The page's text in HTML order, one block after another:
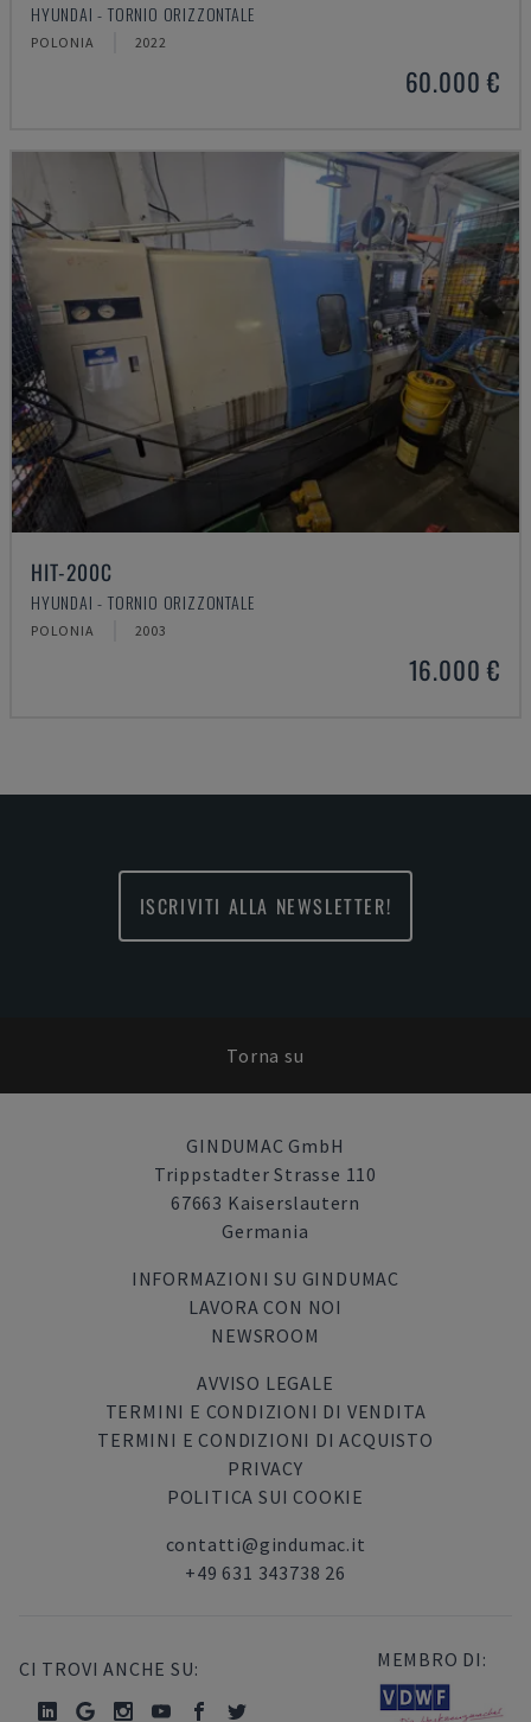
HYUNDAI - TORNIO ORIZZONTALE
POLONIA 2022
60.000 €
HIT-200C
HYUNDAI - TORNIO ORIZZONTALE
POLONIA 2003
16.000 €
ISCRIVITI ALLA NEWSLETTER!
Torna su
GINDUMAC GmbH
Trippstadter Strasse 110
67663 Kaiserslautern
Germania
INFORMAZIONI SU GINDUMAC
LAVORA CON NOI
NEWSROOM
AVVISO LEGALE
TERMINI E CONDIZIONI DI VENDITA
TERMINI E CONDIZIONI DI ACQUISTO
PRIVACY
POLITICA SUI COOKIE
contatti@gindumac.it
+49 631 343738 26
CI TROVI ANCHE SU: MEMBRO DI: